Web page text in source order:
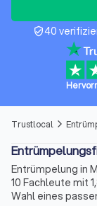
verified_user40
Trustlocal arrow_forward_ios
Entrümpelung in
10 Fachleute mit
Wahl eines